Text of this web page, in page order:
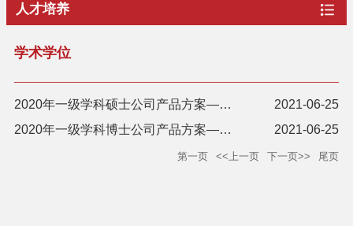
人才培养
学术学位
2020年一级学科硕士公司产品方案——中国语言文学
2021-06-25
2020年一级学科博士公司产品方案——中国语言文学
2021-06-25
第一页 <<上一页 下一页>> 尾页